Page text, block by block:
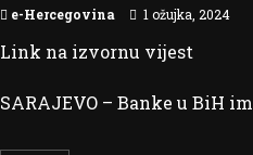
e-Hercegovina 1 ožujka, 2024
Link na izvornu vijest
SARAJEVO – Banke u BiH im